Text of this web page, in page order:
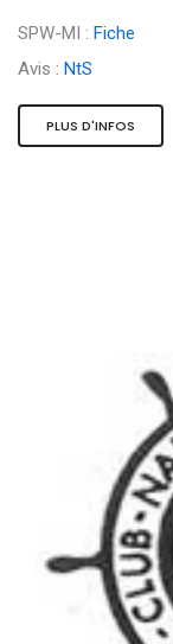
SPW-MI : Fiche
Avis : NtS
PLUS D'INFOS